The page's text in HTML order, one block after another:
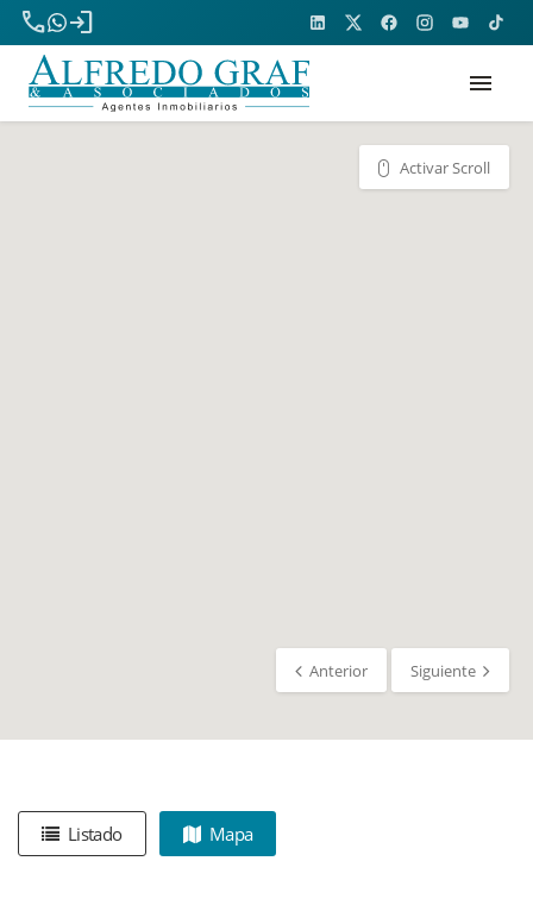
phone
login
menu
Activar Scroll
Anterior Siguiente
Listado Mapa